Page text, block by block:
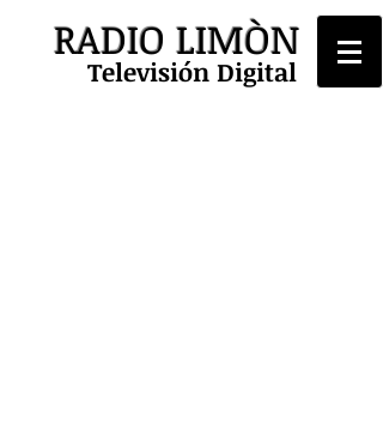
RADIO LIMÒN
Televisión Digital